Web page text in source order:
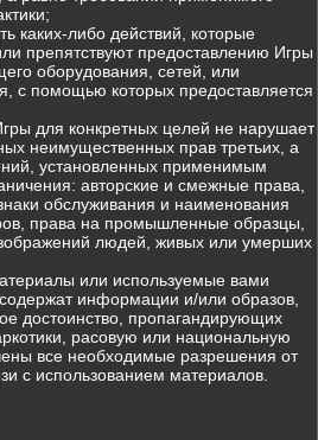
каких-либо действий, которые
препятствуют предоставлению Игры
оборудования, сетей, или
с помощью которых предоставляется
для конкретных целей не нарушает
неимущественных прав третьих, а
установленных применимым
авторские и смежные права,
обслуживания и наименования
права на промышленные образцы,
людей, живых или умерших
или используемые вами
информации и/или образов,
достоинство, пропагандирующих
расовую или национальную
все необходимые разрешения от
с использованием материалов.